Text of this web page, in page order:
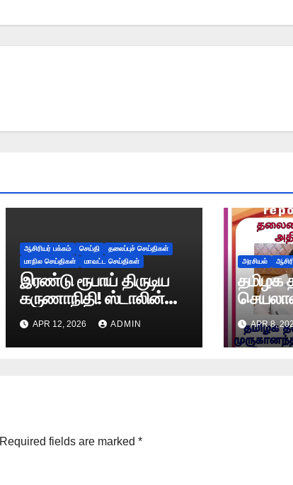
ஆசிரியர் பக்கம் செய்தி
தலைப்புச் செய்திகள்
மாநில செய்திகள்
மாவட்ட செய்திகள்
இரண்டு ரூபாய் திருடிய
கருணாநிதி! ஸ்டாலின்
உதயநிதிக்கே தெரியாத
ரகசியத்தை சொன்ன
காளியம்மாள்!
APR 12, 2026 ADMIN
அரசியல்
மாற்றம்!
APR 8,
Required fields are marked *